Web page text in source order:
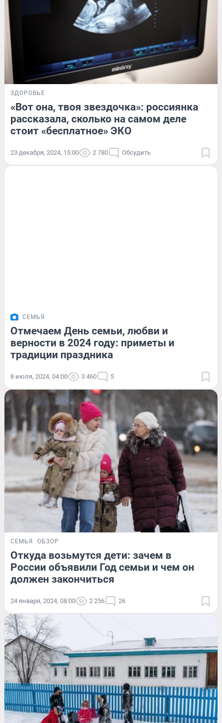
ЗДОРОВЬЕ
«Вот она, твоя звездочка»: россиянка
рассказала, сколько на самом деле
стоит «бесплатное» ЭКО
23 декабря, 2024, 15:00 2 780 Обсудить
СЕМЬЯ
Отмечаем День семьи, любви и
верности в 2024 году: приметы и
традиции праздника
8 июля, 2024, 04:00 3 460 5
СЕМЬЯ ОБЗОР
Откуда возьмутся дети: зачем в
России объявили Год семьи и чем он
должен закончиться
24 января, 2024, 08:00 2 256 26